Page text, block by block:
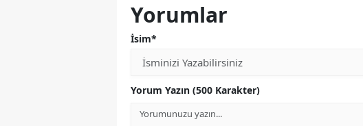
Yorumlar
İsim*
Yorum Yazın (500 Karakter)